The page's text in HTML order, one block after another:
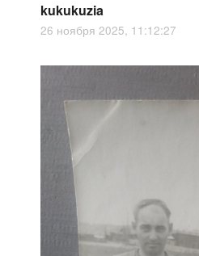
kukukuzia
26 ноября 2025, 11:12:27